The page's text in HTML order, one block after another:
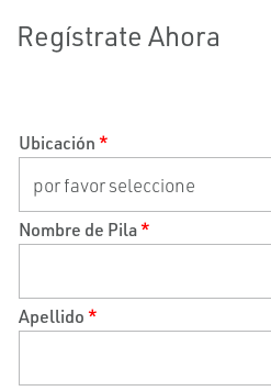
Regístrate Ahora
Ubicación *
Nombre de Pila*
Apellido *